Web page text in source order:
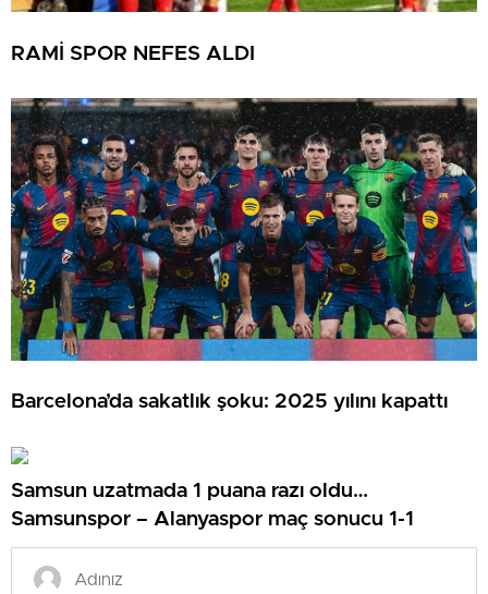
RAMİ SPOR NEFES ALDI
Barcelona’da sakatlık şoku: 2025 yılını kapattı
Samsun uzatmada 1 puana razı oldu…
Samsunspor – Alanyaspor maç sonucu 1-1